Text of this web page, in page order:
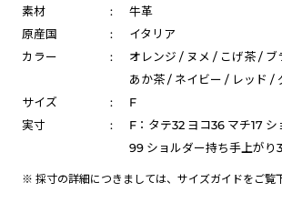
素材
:
牛革
原産国
:
イタリア
カラー
:
オレンジ / ヌメ / こげ茶 /
あか茶 / ネイビー / レッド /
サイズ
:
F
実寸
:
F：タテ32 ヨコ36 マチ17
99 ショルダー持ち手上がり
※ 採寸の詳細につきましては、 サイズガイドをご覧